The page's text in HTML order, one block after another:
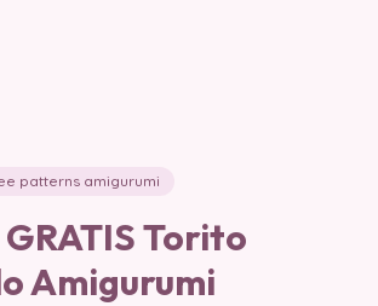
patterns amigurumi
GRATIS Torito
Amigurumi